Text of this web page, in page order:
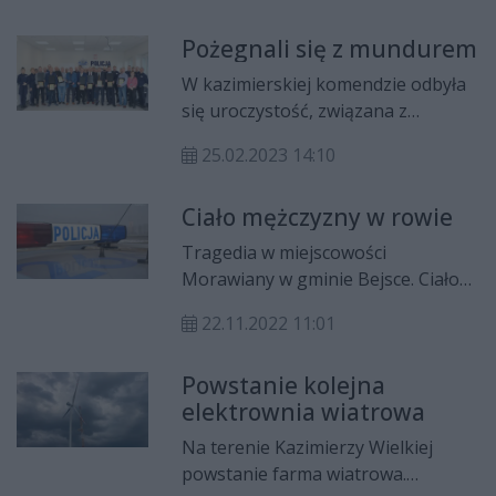
jak 25 latka nie udało się uratować.
Strażacy i policjanci apelują o
rozsądek i rozwagę nad wodą.
Pożegnali się z mundurem
W kazimierskiej komendzie odbyła
się uroczystość, związana z
funkcjonariuszy. Pełniący obowiązki
Kazimierzy Wielkiej nadkom.
Tomasz Zwolski w imieniu
wszystkich policjantów oraz
pracowników cywilnych
podziękował im za wieloletnią
rozpoczynającym się dla nich
nowym etapie życia.
25.02.2023 14:10
Ciało mężczyzny w rowie
Tragedia w miejscowości
Morawiany w gminie Bejsce. Ciało
się w rowie melioracyjnym.
22.11.2022 11:01
Powstanie kolejna
elektrownia wiatrowa
Na terenie Kazimierzy Wielkiej
powstanie farma wiatrowa.